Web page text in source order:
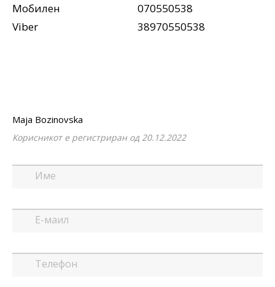
Мобилен
070550538
Viber
38970550538
Maja Bozinovska
Корисникот е регистриран од 20.12.2022